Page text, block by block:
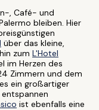
, Café- und
bleiben. Hier
über das kleine,
zum L'Hotel
im Herzen des
Zimmern und dem
ein großartiger
ist ebenfalls eine